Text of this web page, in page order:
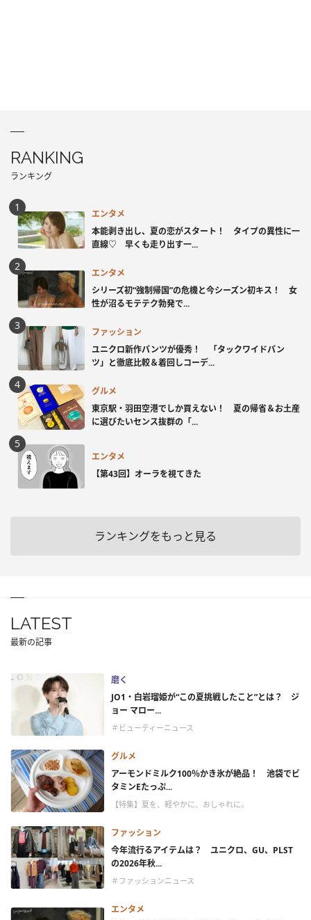
RANKING
ランキング
エンタメ
本能剥き出し、夏の恋がスタート！ タイプの異性に一
直線♡ 早くも走り出す一...
エンタメ
シリーズ初“強制帰国”の危機と今シーズン初キス！ 女
性が沼るモテテク勃発で...
ファッション
ユニクロ新作パンツが優秀！ 「タックワイドパン
ツ」と徹底比較＆着回しコーデ...
グルメ
東京駅・羽田空港でしか買えない！ 夏の帰省＆お土産
に選びたいセンス抜群の「...
エンタメ
【第43回】オーラを視てきた
ランキングをもっと見る
LATEST
最新の記事
磨く
JO1・白岩瑠姫が“この夏挑戦したこと”とは？ ジ
ョー マロー...
＃ビューティーニュース
グルメ
アーモンドミルク100％かき氷が絶品！ 池袋でビ
タミンEたっぷ...
【特集】夏を、軽やかに、おしゃれに。
ファッション
今年流行るアイテムは？ ユニクロ、GU、PLST
の2026年秋...
＃ファッションニュース
エンタメ